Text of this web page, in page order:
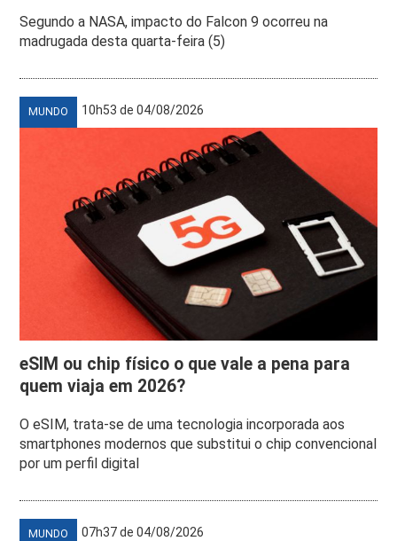
Segundo a NASA, impacto do Falcon 9 ocorreu na
madrugada desta quarta-feira (5)
MUNDO 10h53 de 04/08/2026
eSIM ou chip físico o que vale a pena para
quem viaja em 2026?
O eSIM, trata-se de uma tecnologia incorporada aos
smartphones modernos que substitui o chip convencional
por um perfil digital
MUNDO 07h37 de 04/08/2026